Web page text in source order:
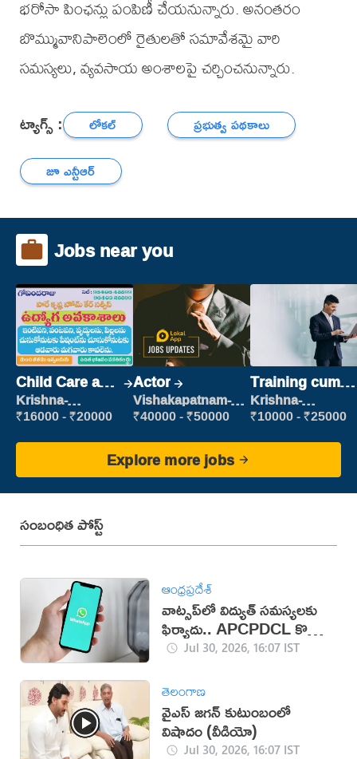
భరోసా పింఛన్లు పంపిణీ చేయనున్నారు. అనంతరం
బొమ్మువానిపాలెంలో రైతులతో సమావేశమై వారి
సమస్యలు, వ్యవసాయ అంశాలపై చర్చించనున్నారు.
ట్యాగ్స్ : లోకల్
ప్రభుత్వ పథకాలు
జూ ఎన్టీఆర్
Jobs near you
Child Care and
Patient care
Krishna-
vijayawada
₹16000 - ₹20000
Actor
Vishakapatnam-
new
₹40000 - ₹50000
Training cum
Placement
Krishna-
vijayawada
₹10000 - ₹25000
Explore more jobs
సంబంధిత పోస్ట్
ఆంధ్రప్రదేశ్
వాట్సప్‌లో విద్యుత్ సమస్యలకు
ఫిర్యాదు.. APCPDCL కొత్త
సేవలుJul 30, 2026, 16:07 IST
తెలంగాణ
వైఎస్ జగన్ కుటుంబంలో
విషాదం (వీడియో)
Jul 30, 2026, 16:07 IST